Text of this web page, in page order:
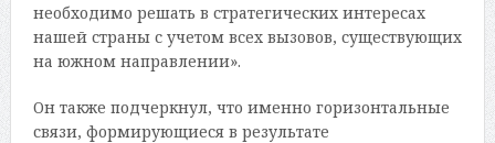
необходимо решать в стратегических интересах
нашей страны с учетом всех вызовов, существующих
на южном направлении».
Он также подчеркнул, что именно горизонтальные
связи, формирующиеся в результате